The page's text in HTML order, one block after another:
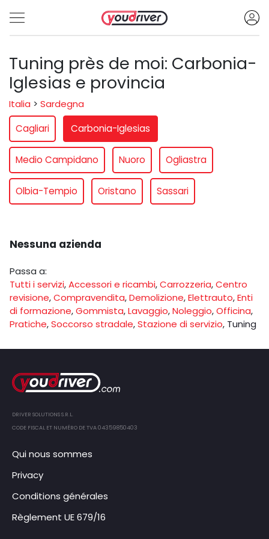
Tuning près de moi: Carbonia-
Iglesias e provincia
Italia > Sardegna
Cagliari
Carbonia-Iglesias
Medio Campidano Nuoro Ogliastra
Olbia-Tempio Oristano Sassari
Nessuna azienda
Passa a:
Tutti i servizi,Accessori e ricambi,Carrozzeria,Centro
revisione,Compravendita,Demolizione,Elettrauto,Enti
di formazione,Gommista,Lavaggio,Noleggio,Officina,
Pratiche,Soccorso stradale,Stazione di servizio, Tuning
DRIVER SOLUTIONS S.R.L.
CODE FISCAL ET NUMÉRO DE TVA 04359850403
Qui nous sommes
Privacy
Conditions générales
Règlement UE 679/16